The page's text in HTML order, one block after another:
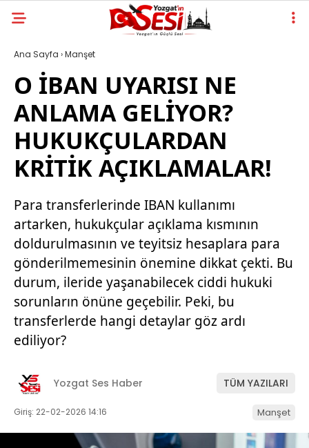
Ana Sayfa ›Manşet
O İBAN UYARISI NE
ANLAMA GELİYOR?
HUKUKÇULARDAN
KRİTİK AÇIKLAMALAR!
Para transferlerinde IBAN kullanımı
artarken, hukukçular açıklama kısmının
doldurulmasının ve teyitsiz hesaplara para
gönderilmemesinin önemine dikkat çekti. Bu
durum, ileride yaşanabilecek ciddi hukuki
sorunların önüne geçebilir. Peki, bu
transferlerde hangi detaylar göz ardı
ediliyor?
Yozgat Ses Haber TÜM YAZILARI
Giriş: 22-02-2026 14:16 Manşet